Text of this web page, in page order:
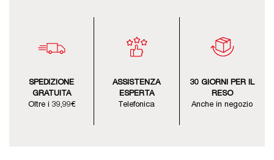
SPEDIZIONE
GRATUITA
Oltre i 39,99€
ASSISTENZA
ESPERTA
Telefonica
30 GIORNI PER IL
RESO
Anche in negozio